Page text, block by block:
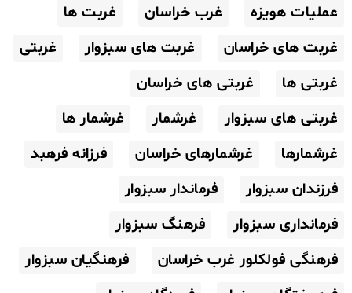
عملیات هویزه
غرب خراسان
غربت ها
غربت های خراسان
غربت های سبزوار
غربتی
غربتی ها
غربتی های خراسان
غربتی های سبزوار
غرشمار
غرشمار ها
غرشمارها
غرشمارهای خراسان
فرزانه فرهبد
فرزندان سبزوار
فرماندار سبزوار
فرمانداری سبزوار
فرهنگ سبزوار
فرهنگی فولکلور غرب خراسان
فرهنگیان سبزوار